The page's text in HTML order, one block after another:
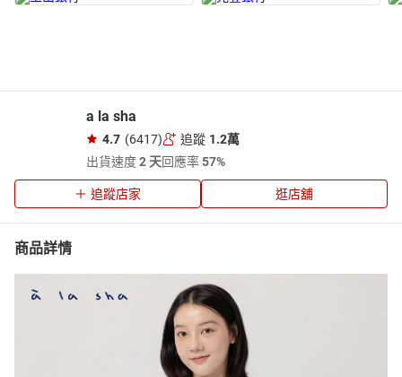
a la sha
4.7 (6417) 追蹤 1.2萬
出貨速度2 天回應率57%
追蹤店家 逛店舖
商品詳情